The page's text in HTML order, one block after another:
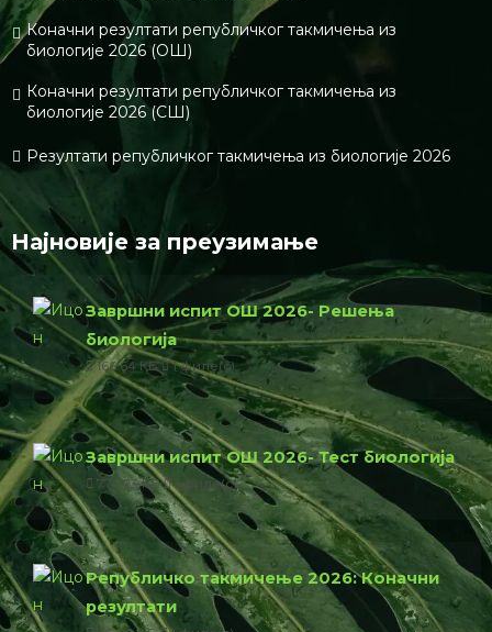
Коначни резултати републичког такмичења из
биологије 2026 (ОШ)
Коначни резултати републичког такмичења из
биологије 2026 (СШ)
Резултати републичког такмичења из биологије 2026
Најновије за преузимање
Завршни испит ОШ 2026- Решења
биологија
166.64 КБ 1 филе(с)
Завршни испит ОШ 2026- Тест биологија
774.23 КБ 1 филе(с)
Републичко такмичење 2026: Коначни
резултати